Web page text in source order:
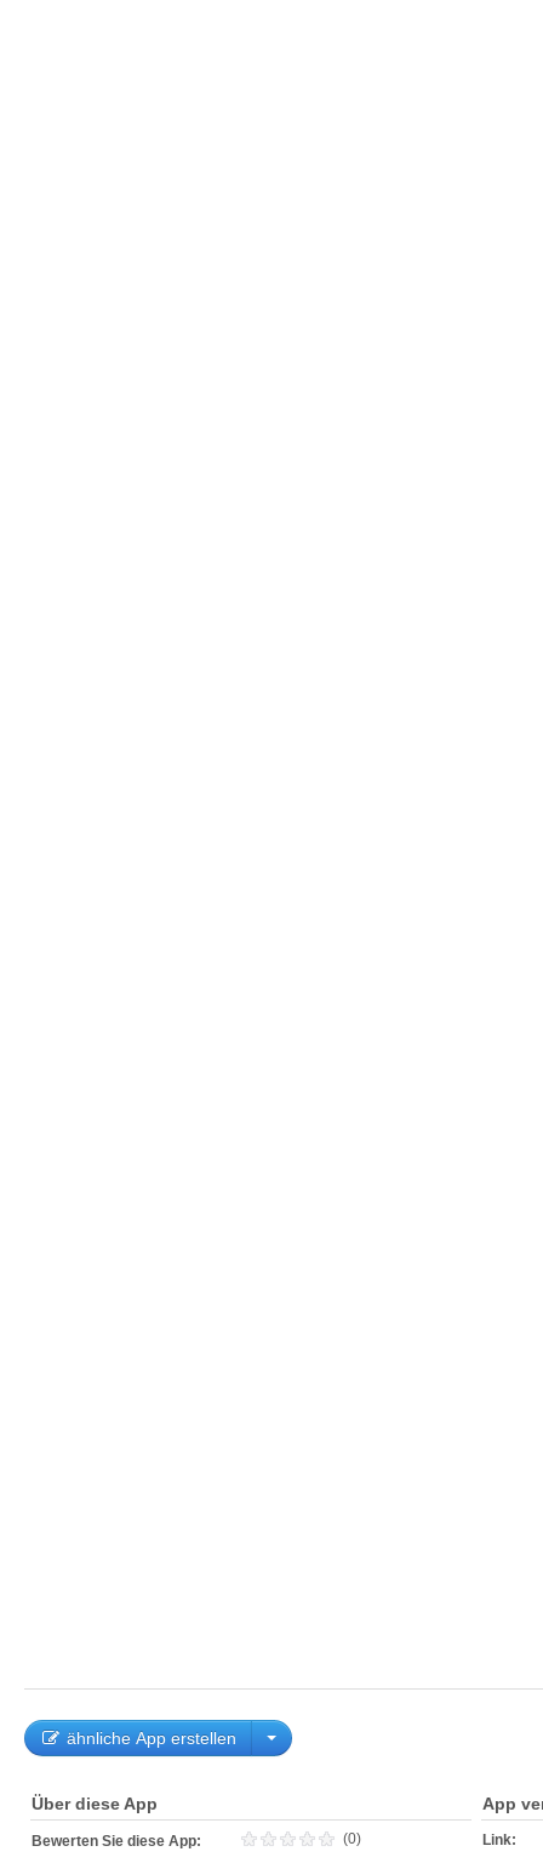
ähnliche App erstellen
Über diese App
Bewerten Sie diese App: (0)
App
Link: